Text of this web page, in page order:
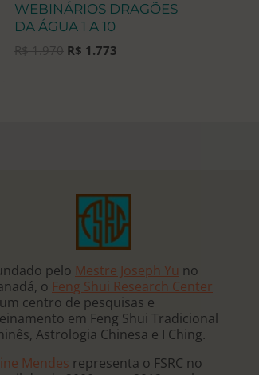
WEBINÁRIOS DRAGÕES
DA ÁGUA 1 A 10
R$1.970 O
R$ 1.773
pelo Mestre Joseph Yu no
o Feng Shui Research Center
centro de pesquisas e
em Feng Shui Tradicional
Astrologia Chinesa e I Ching.
Mendes representa o FSRC no